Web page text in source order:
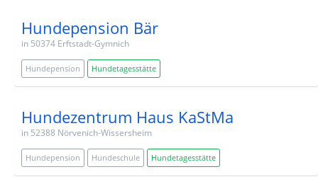
Hundepension Bär
in 50374 Erftstadt-Gymnich
Hundepension Hundetagesstätte
Hundezentrum Haus KaStMa
in 52388 Nörvenich-Wissersheim
Hundepension Hundeschule Hundetagesstätte